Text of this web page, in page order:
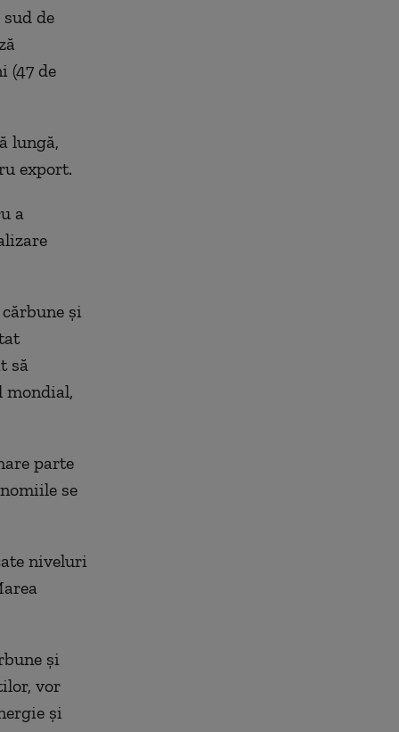
de
(47 de
lungă,
export.
a
și
să
mondial,
parte
se
niveluri
și
vor
și